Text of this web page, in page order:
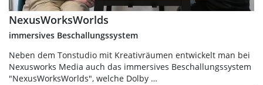
NexusWorksWorlds
immersives Beschallungssystem
Neben dem Tonstudio mit Kreativräumen entwickelt man bei
Nexusworks Media auch das immersives Beschallungssystem
"NexusWorksWorlds", welche Dolby …